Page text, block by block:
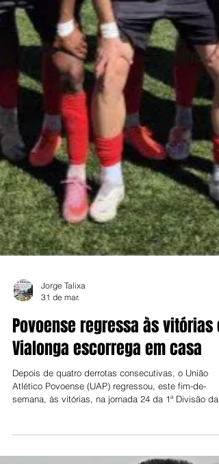
Jorge Talixa
31 de mar.
Povoense regressa às vitórias e
Vialonga escorrega em casa
Depois de quatro derrotas consecutivas, o União
de Santa Iria bateu o Lourel por 1-0, com um golo de